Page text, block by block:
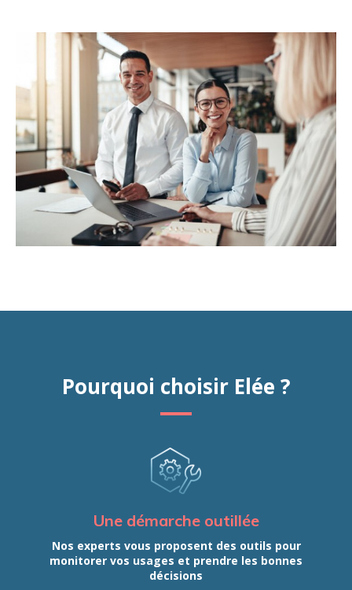
Pourquoi choisir Elée ?
Une démarche outillée
Nos experts vous proposent des outils pour
monitorer vos usages et prendre les bonnes
décisions